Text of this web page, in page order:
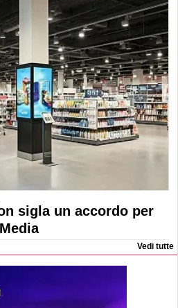
sigla un accordo per
Vedi tutte